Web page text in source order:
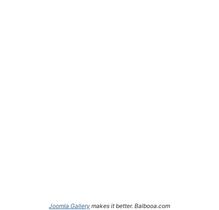
Joomla Gallery makes it better. Balbooa.com